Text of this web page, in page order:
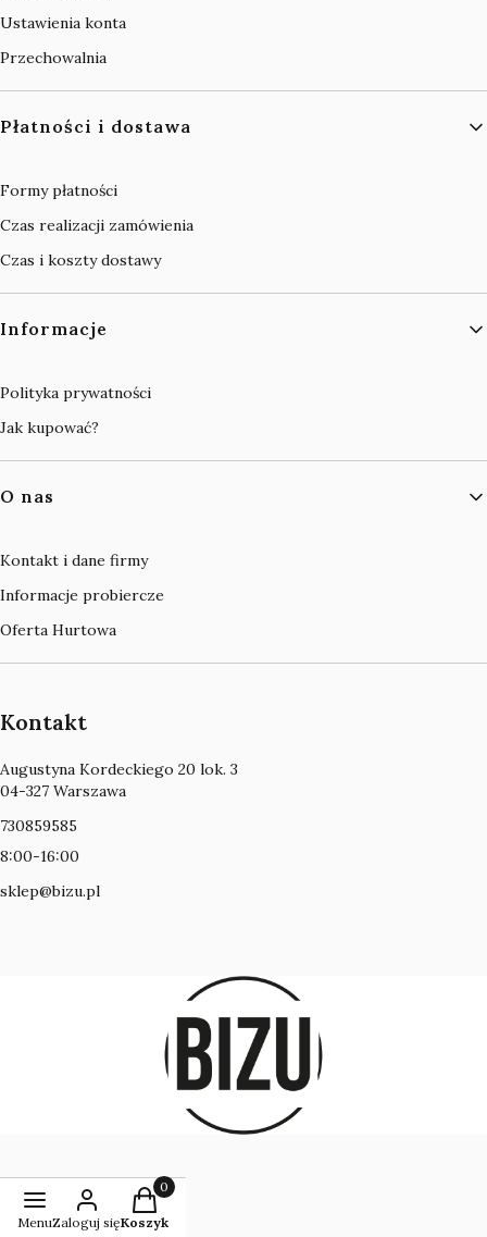
Ustawienia konta
Przechowalnia
Płatności i dostawa
Formy płatności
Czas realizacji zamówienia
Czas i koszty dostawy
Informacje
Polityka prywatności
Jak kupować?
O nas
Kontakt i dane firmy
Informacje probiercze
Oferta Hurtowa
Kontakt
Adres:
Augustyna Kordeckiego 20 lok. 3
04-327 Warszawa
730859585
8:00-16:00
sklep@bizu.pl
POLSKI / ZŁ
MenuZaloguj się
Produkty w koszyku: 0. Zobacz szczegóły
Koszyk